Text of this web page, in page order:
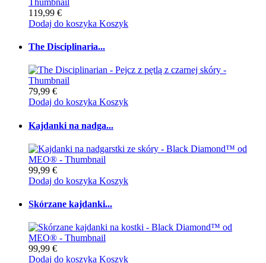
119,99 €
Dodaj do koszyka Koszyk
The Disciplinaria...
79,99 €
Dodaj do koszyka Koszyk
Kajdanki na nadga...
99,99 €
Dodaj do koszyka Koszyk
Skórzane kajdanki...
99,99 €
Dodaj do koszyka Koszyk